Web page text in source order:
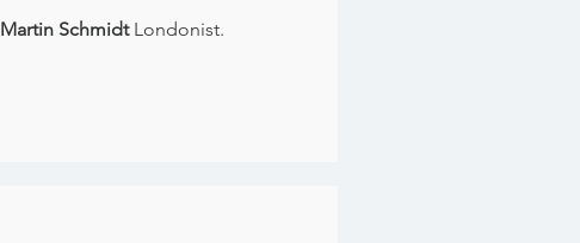
Martin SchmidtLondonist.